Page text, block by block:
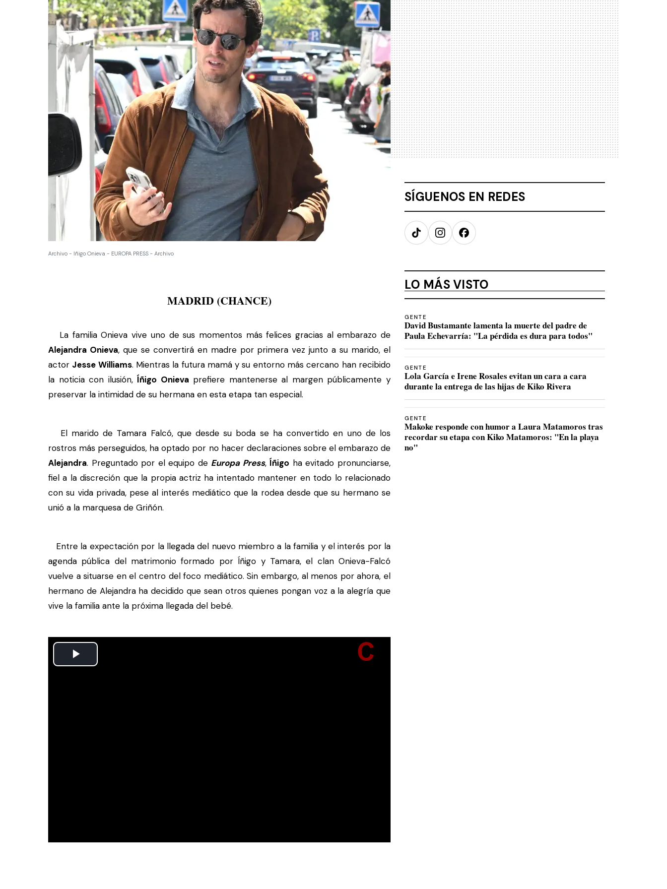
Archivo - Iñigo Onieva - EUROPA PRESS - Archivo
MADRID (CHANCE)
La familia Onieva vive uno de sus momentos más felices gracias al embarazo de
Alejandra Onieva, que se convertirá en madre por primera vez junto a su marido, el
actor Jesse Williams. Mientras la futura mamá y su entorno más cercano han recibido
la noticia con ilusión,Íñigo Onieva prefiere mantenerse al margen públicamente y
preservar la intimidad de su hermana en esta etapa tan especial.
El marido de Tamara Falcó, que desde su boda se ha convertido en uno de los
rostros más perseguidos, ha optado por no hacer declaraciones sobre el embarazo de
Alejandra. Preguntado por el equipo de Europa Press,Íñigo ha evitado pronunciarse,
fiel a la discreción que la propia actriz ha intentado mantener en todo lo relacionado
con su vida privada, pese al interés mediático que la rodea desde que su hermano se
unió a la marquesa de Griñón.
Entre la expectación por la llegada del nuevo miembro a la familia y el interés por la
agenda pública del matrimonio formado por Íñigo y Tamara, el clan Onieva-Falcó
vuelve a situarse en el centro del foco mediático. Sin embargo, al menos por ahora, el
hermano de Alejandra ha decidido que sean otros quienes pongan voz a la alegría que
vive la familia ante la próxima llegada del bebé.
SÍGUENOS EN REDES
TikTokInstagramFacebook
LO MÁS VISTO
GENTE
David Bustamante lamenta la muerte del padre de
Paula Echevarría: "La pérdida es dura para todos"
GENTE
Lola García e Irene Rosales evitan un cara a cara
durante la entrega de las hijas de Kiko Rivera
GENTE
Makoke responde con humor a Laura Matamoros tras
recordar su etapa con Kiko Matamoros: "En la playa
no"